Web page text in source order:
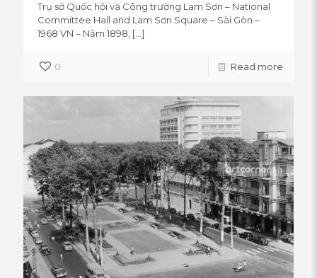
Trụ sở Quốc hội và Công trường Lam Sơn – National
Committee Hall and Lam Sơn Square – Sài Gòn –
1968 VN – Năm 1898, […]
0 Read more